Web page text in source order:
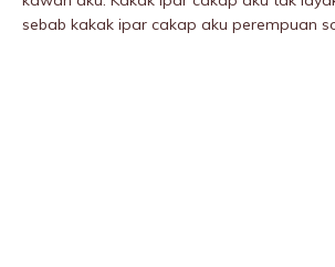
sebab kakak ipar cakap aku perempuan